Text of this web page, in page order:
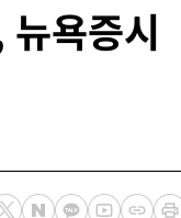
욕증시